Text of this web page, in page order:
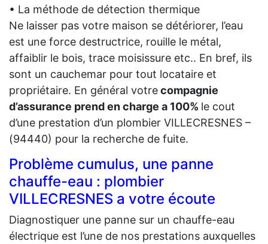
• La méthode de détection thermique
Ne laisser pas votre maison se détériorer, l’eau
est une force destructrice, rouille le métal,
affaiblir le bois, trace moisissure etc.. En bref, ils
sont un cauchemar pour tout locataire et
propriétaire. En général votrecompagnie
d’assurance prend en charge a 100% le cout
d’une prestation d’un plombier VILLECRESNES –
(94440) pour la recherche de fuite.
Problème cumulus, une panne
chauffe-eau : plombier
VILLECRESNES a votre écoute
Diagnostiquer une panne sur un chauffe-eau
électrique est l’une de nos prestations auxquelles